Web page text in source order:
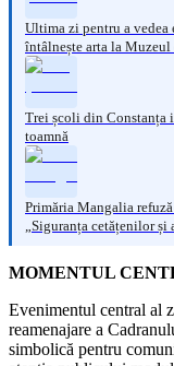
Ultima zi pentru a vedea
întâlnește arta la Muzeul
Trei școli din Constanța
toamnă
Primăria Mangalia
„Siguranța cetățenilor
MOMENTUL
Evenimentul central al
reamenajare a
simbolică pentru